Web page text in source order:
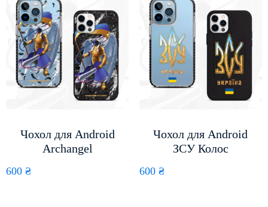
Чохол для Android
Archangel
600 ₴
Чохол для Android
ЗСУ Колос
600 ₴